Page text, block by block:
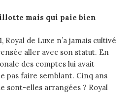
mais qui paie bien
Royal de Luxe n’a jamais cultivé
aller avec son statut. En
des comptes lui avait
pas faire semblant. Cinq ans
sont-elles arrangées ? Royal